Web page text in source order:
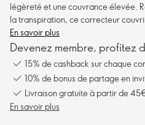
légèreté et une couvrance élevée.
la transpiration, ce correcteur
ce que votre journée vous réserve.
En savoir plus
Devenez membre, profitez
15% de cashback sur chaque
10% de bonus de partage en
Livraison gratuite à partir de
En savoir plus